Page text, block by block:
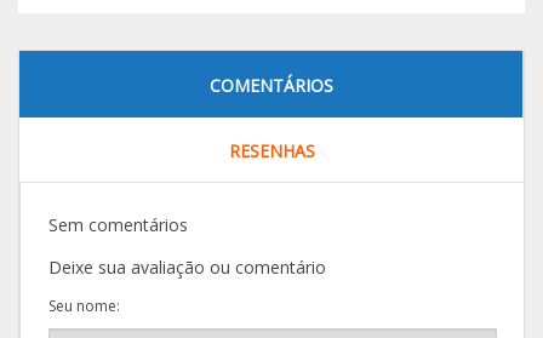
COMENTÁRIOS
RESENHAS
Sem comentários
Deixe sua avaliação ou comentário
Seu nome: